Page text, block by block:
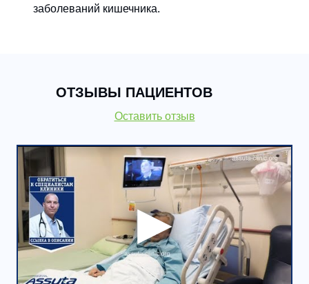
заболеваний кишечника.
ОТЗЫВЫ ПАЦИЕНТОВ
Оставить отзыв